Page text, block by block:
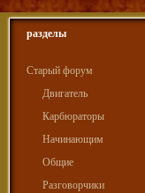
разделы
Старый форум
Двигатель
Карбюраторы
Начинающим
Общие
Разговорчики